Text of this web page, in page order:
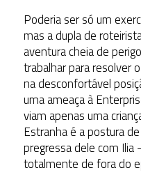
Poderia ser só um
mas a dupla de
aventura cheia de
trabalhar para resolver
na desconfortável
uma ameaça à
viam apenas uma
Estranha é a postura
pregressa dele com Ilia
totalmente de fora do